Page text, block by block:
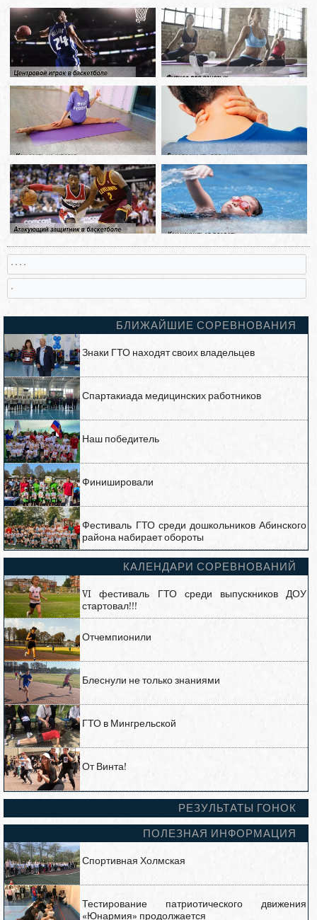
, , , ,
,
БЛИЖАЙШИЕ СОРЕВНОВАНИЯ
Знаки ГТО находят своих владельцев
Спартакиада медицинских работников
Наш победитель
Финишировали
Фестиваль ГТО среди дошкольников Абинского
района набирает обороты
КАЛЕНДАРИ СОРЕВНОВАНИЙ
VI фестиваль ГТО среди выпускников ДОУ
стартовал!!!
Отчемпионили
Блеснули не только знаниями
ГТО в Мингрельской
От Винта!
РЕЗУЛЬТАТЫ ГОНОК
ПОЛЕЗНАЯ ИНФОРМАЦИЯ
Спортивная Холмская
Тестирование патриотического движения
«Юнармия» продолжается